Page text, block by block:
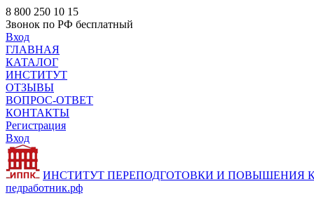
8 800 250 10 15
Звонок по РФ бесплатный
Вход
ГЛАВНАЯ
КАТАЛОГ
ИНСТИТУТ
ОТЗЫВЫ
ВОПРОС-ОТВЕТ
КОНТАКТЫ
Регистрация
Вход
ИНСТИТУТ ПЕРЕПОДГОТОВКИ И ПОВЫШЕНИЯ
педработник.рф